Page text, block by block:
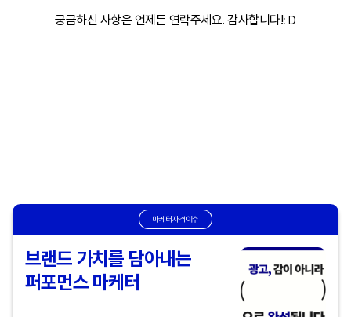
궁금하신 사항은 언제든 연락주세요. 감사합니다!: D
마케터자격이수
브랜드 가치를 담아내는
퍼포먼스 마케터